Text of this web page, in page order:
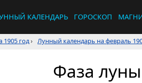
КАЛЕНДАРЬ ГОРОСКОП
1905 год› Лунный календарь на февраль
Фаза